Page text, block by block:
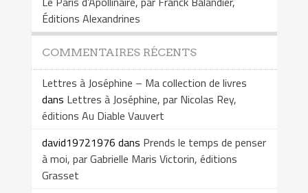
Éditions Alexandrines
COMMENTAIRES RÉCENTS
Lettres à Joséphine – Ma collection de livres
dans Lettres à Joséphine, par Nicolas Rey,
éditions Au Diable Vauvert
david19721976 dans Prends le temps de penser
à moi, par Gabrielle Maris Victorin, éditions
Grasset